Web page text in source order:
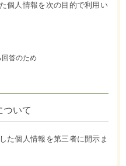
個人情報を次の目的で利用い
答のため
ついて
た個人情報を第三者に開示ま